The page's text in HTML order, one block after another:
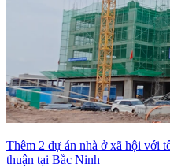
Thêm 2 dự án nhà ở xã hội với
thuận tại Bắc Ninh